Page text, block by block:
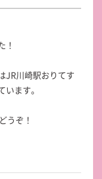
！
JR川崎駅おりてす
ます。
うぞ！